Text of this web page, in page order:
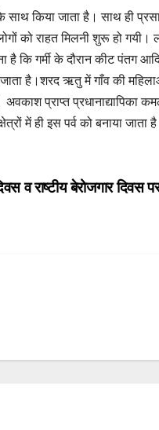
किया जाता है। साथ ही
को राहत मिलनी शुरू हो गयी।
कि गर्मी के दौरान कीट पंतग
है।शरद ऋतु में गाँव की महिलाओं
प्राप्त प्रधानाद्यापिका
में ही इस पर्व को बनाया जाता
व राष्टीय बेरोजगार दिवस